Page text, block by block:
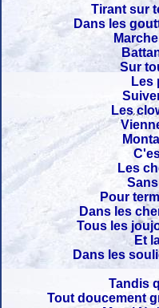
Tirant sur
Dans les
Sur
Les
Les
Les
Pour
Dans les
Tous les
Et
Dans les
Tandis
Tout doucement